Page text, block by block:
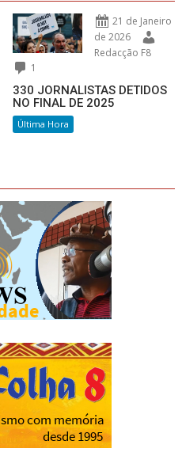
21 de Janeiro
de 2026
Redacção F8
1
330 JORNALISTAS DETIDOS
NO FINAL DE 2025
Última Hora